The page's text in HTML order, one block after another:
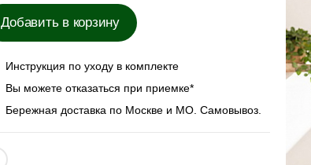
Добавить в корзину
Инструкция по уходу в комплекте
Вы можете отказаться при приемке*
Бережная доставка по Москве и МО. Самовывоз.